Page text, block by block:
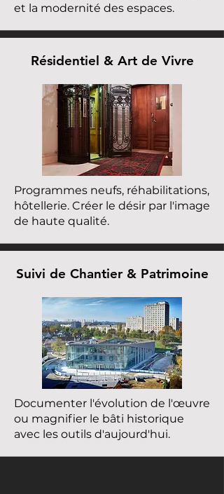
et la modernité des espaces.
Résidentiel & Art de Vivre
Programmes neufs, réhabilitations,
hôtellerie. Créer le désir par l'image
de haute qualité.
Suivi de Chantier & Patrimoine
Documenter l'évolution de l'œuvre
ou magnifier le bâti historique
avec les outils d'aujourd'hui.